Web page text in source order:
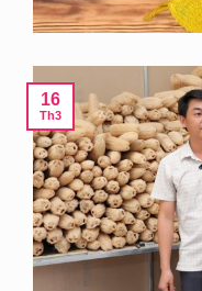
16
Th3